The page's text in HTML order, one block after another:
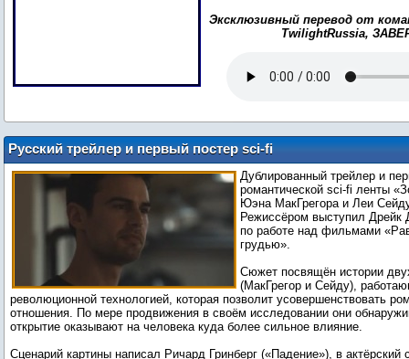
Эксклюзивный перевод от
TwilightRussia,
Русский трейлер и первый постер sci-fi
драмы «Зои» с МакГрегором и Сейду
Дублированный трейлер и
романтической sci-fi ленты
Юэна МакГрегора и Леи
Режиссёром выступил Дрейк
по работе над фильмами
грудью».
Сюжет посвящён истории
(МакГрегор и Сейду),
революционной технологией, которая позволит усовершенствовать
отношения. По мере продвижения в своём исследовании они
открытие оказывают на человека куда более сильное влияние.
Сценарий картины написал Ричард Гринберг («Падение»), в актёрский